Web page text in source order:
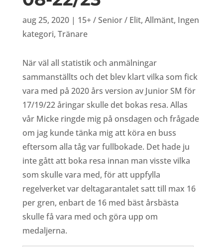
aug 25, 2020| 15+ / Senior / Elit, Allmänt, Ingen
kategori, Tränare
När väl all statistik och anmälningar
sammanställts och det blev klart vilka som fick
vara med på 2020 års version av Junior SM för
17/19/22 åringar skulle det bokas resa. Allas
vår Micke ringde mig på onsdagen och frågade
om jag kunde tänka mig att köra en buss
eftersom alla tåg var fullbokade. Det hade ju
inte gått att boka resa innan man visste vilka
som skulle vara med, för att uppfylla
regelverket var deltagarantalet satt till max 16
per gren, enbart de 16 med bäst årsbästa
skulle få vara med och göra upp om
medaljerna.